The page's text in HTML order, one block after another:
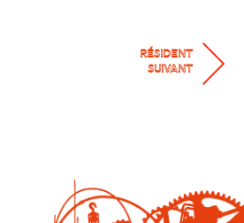
RÉSIDENT
SUIVANT